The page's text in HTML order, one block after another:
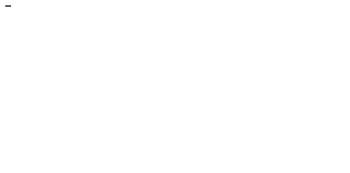
Леш, ну справедливости ради, если именно